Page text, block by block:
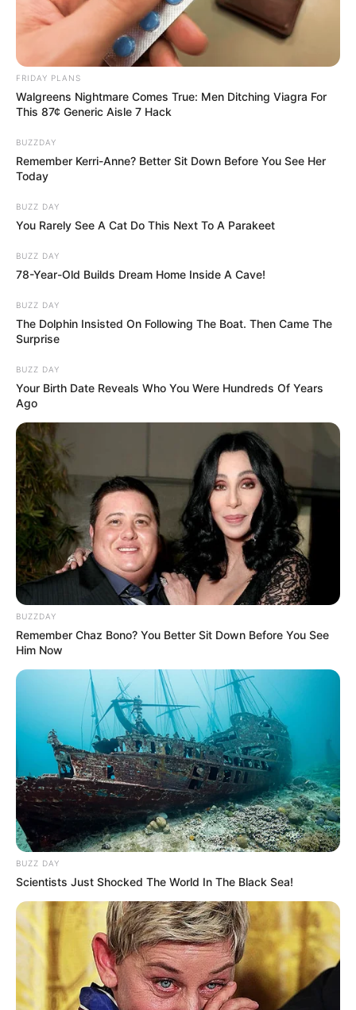
FRIDAY PLANS
Walgreens Nightmare Comes True: Men Ditching Viagra For
This 87¢ Generic Aisle 7 Hack
BUZZDAY
Remember Kerri-Anne? Better Sit Down Before You See Her
Today
BUZZ DAY
You Rarely See A Cat Do This Next To A Parakeet
BUZZ DAY
78-Year-Old Builds Dream Home Inside A Cave!
BUZZ DAY
The Dolphin Insisted On Following The Boat. Then Came The
Surprise
BUZZ DAY
Your Birth Date Reveals Who You Were Hundreds Of Years
Ago
BUZZDAY
Remember Chaz Bono? You Better Sit Down Before You See
Him Now
BUZZ DAY
Scientists Just Shocked The World In The Black Sea!